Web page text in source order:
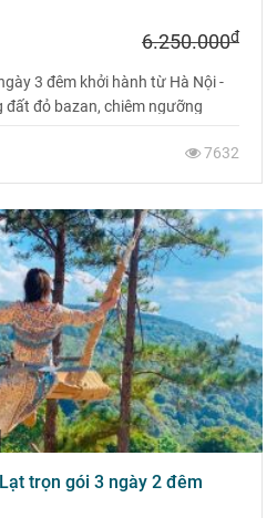
6.250.000đ
3 đêm khởi hành từ Hà Nội -
đất đỏ bazan, chiêm ngưỡng
7632
trọn gói 3 ngày 2 đêm